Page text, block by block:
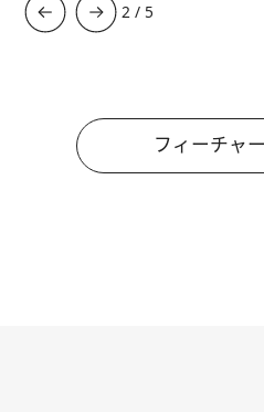
3 / 5
フィーチャ